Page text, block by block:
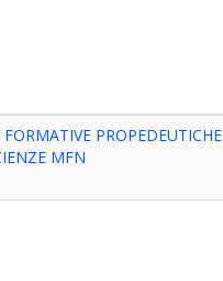
PROPEDEUTICHE
MFN